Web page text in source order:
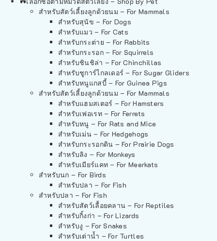
สำหรับสัตว์เลี้ยงลูกด้วยนม – For Mammals
สำหรับสุนัข – For Dogs
สำหรับแมว – For Cats
สำหรับกระต่าย – For Rabbits
สำหรับกระรอก – For Squirrels
สำหรับชินชิล่า – For Chinchillas
สำหรับชูการ์ไกลเดอร์ – For Sugar Gliders
สำหรับหนูแกสบี้ – For Guinea Pigs
สำหรับสัตว์เลี้ยงลูกด้วยนม – For Mammals
สำหรับแฮมสเตอร์ – For Hamsters
สำหรับเฟอเรท – For Ferrets
สำหรับหนู – For Rats and Mice
สำหรับเม่น – For Hedgehogs
สำหรับกระรอกดิน – For Prairie Dogs
สำหรับลิง – For Monkeys
สำหรับเมียร์แคท – For Meerkats
สำหรับนก – For Birds
สำหรับปลา – For Fish
สำหรับปลา – For Fish
สำหรับสัตว์เลื้อยคลาน – For Reptiles
สำหรับกิ้งก่า – For Lizards
สำหรับงู – For Snakes
สำหรับเต่าน้ำ – For Turtles